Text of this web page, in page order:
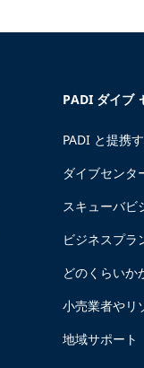
PADI ダイブ
PADI と提携
ダイブセンタ
スキューバビ
ビジネスプラ
どのくらいか
小売業者やリ
地域サポート